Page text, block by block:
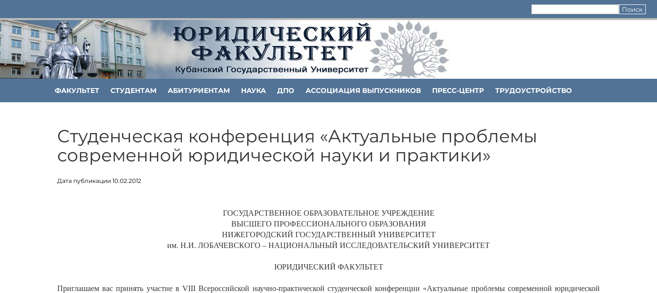
ФАКУЛЬТЕТ СТУДЕНТАМ АБИТУРИЕНТАМ НАУКА ДПО АССОЦИАЦИЯ ВЫПУСКНИКОВ ПРЕСС-ЦЕНТР ТРУДОУСТРОЙСТВО
Cтуденческая конференция «Актуальные проблемы
современной юридической науки и практики»
Дата публикации 10.02.2012
ГОСУДАРСТВЕННОЕ ОБРАЗОВАТЕЛЬНОЕ УЧРЕЖДЕНИЕ
ВЫСШЕГО ПРОФЕССИОНАЛЬНОГО ОБРАЗОВАНИЯ
НИЖЕГОРОДСКИЙ ГОСУДАРСТВЕННЫЙ УНИВЕРСИТЕТ
им. Н.И. ЛОБАЧЕВСКОГО – НАЦИОНАЛЬНЫЙ ИССЛЕДОВАТЕЛЬСКИЙ УНИВЕРСИТЕТ
ЮРИДИЧЕСКИЙ ФАКУЛЬТЕТ
Приглашаем вас принять участие в VIII Всероссийской научно-практической студенческой конференции «Актуальные проблемы современной юридической